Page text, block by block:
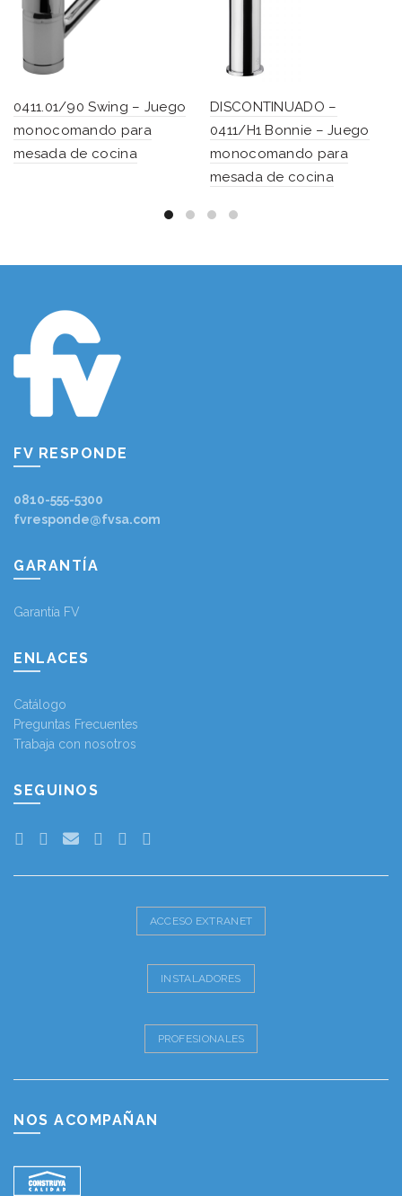
0411.01/90 Swing – Juego
monocomando para
mesada de cocina
DISCONTINUADO –
0411/H1 Bonnie – Juego
monocomando para
mesada de cocina
FV RESPONDE
0810-555-5300
fvresponde@fvsa.com
GARANTÍA
Garantía FV
ENLACES
Catálogo
Preguntas Frecuentes
Trabaja con nosotros
SEGUINOS
ACCESO EXTRANET
INSTALADORES
PROFESIONALES
NOS ACOMPAÑAN